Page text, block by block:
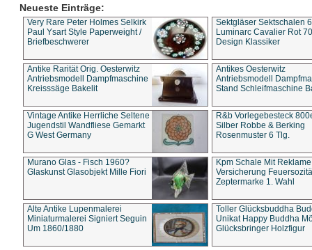
Neueste Einträge:
Very Rare Peter Holmes Selkirk
Paul Ysart Style Paperweight /
Briefbeschwerer
Sektgläser Sektschalen
Luminarc Cavalier Rot
Design Klassiker
Antike Rarität Orig. Oesterwitz
Antriebsmodell Dampfmaschine
Kreisssäge Bakelit
Antikes Oesterwitz
Antriebsmodell
Stand Schleifmaschine
Vintage Antike Herrliche Seltene
Jugendstil Wandfliese Gemarkt
G West Germany
R&b Vorlegebesteck
Silber Robbe & Berking
Rosenmuster 6 Tlg.
Murano Glas - Fisch 1960?
Glaskunst Glasobjekt Mille Fiori
Kpm Schale Mit Reklame
Versicherung
Zeptermarke 1. Wahl
Alte Antike Lupenmalerei
Miniaturmalerei Signiert Seguin
Um 1860/1880
Toller Glücksbuddha
Unikat Happy Buddha
Glücksbringer Holzfigur